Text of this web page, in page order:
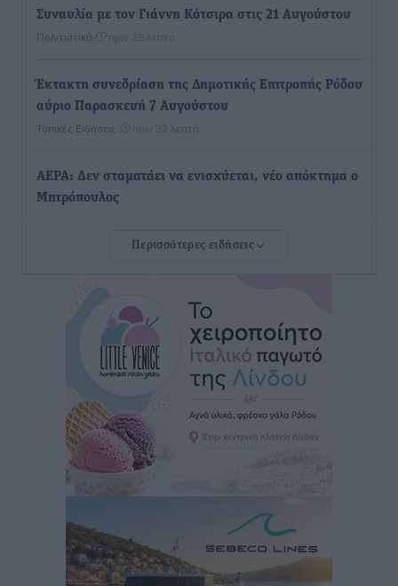
Συναυλία με τον Γιάννη Κότσιρα στις 21 Αυγούστου
Πολιτιστικά πριν 29 λεπτά
Έκτακτη συνεδρίαση της Δημοτικής Επιτροπής Ρόδου
αύριο Παρασκευή 7 Αυγούστου
Τοπικές Ειδήσεις πριν 32 λεπτά
ΑΕΡΑ: Δεν σταματάει να ενισχύεται, νέο απόκτημα ο
Μητρόπουλος
ατομικό για δύο
πριν 50 λεπτά
Φοίβος: Εν αναμονή του Νίκου Λαζίδη
πριν 51 λεπτά
Ιάλυσος Β’: Νωρίς νωρίς μπήκαν στα βάσανα της
προετοιμασίας
Αθλητικά• πριν 53 λεπτά
Εθνικός Αρχίπολης: Μεγάλο βήμα προόδου η ίδρυση
Ακαδημίας
Αθλητικά• πριν 56 λεπτά
Περισσότερες ειδήσεις